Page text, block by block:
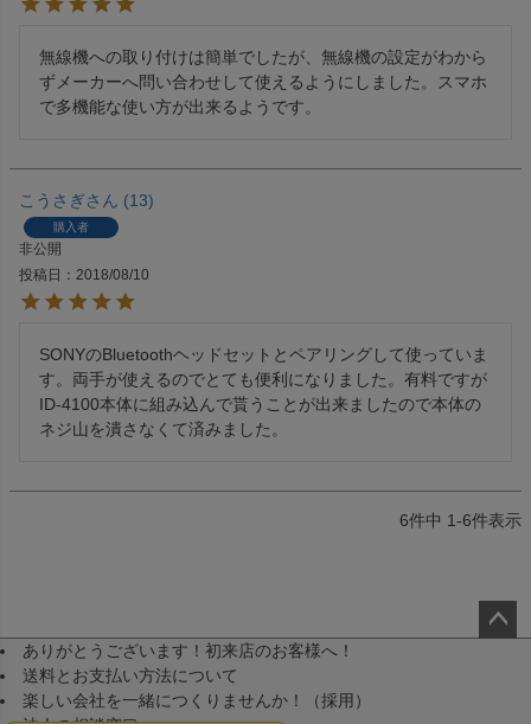
無線機への取り付けは簡単でしたが、無線機の設定がわから
ずメーカーへ問い合わせして使えるようにしました。スマホ
で多機能な使い方が出来るようです。
こうさぎ 13
購入者
非公開
投稿日
2018/08/10
SONYのBluetoothヘッドセットとペアリングして使っていま
す。両手が使えるのでとても便利になりました。有料ですが
ID-4100本体に組み込んで貰うことが出来ましたので本体の
ネジ山を潰さなくて済みました。
6件中 1-6件表示
ありがとうございます！初来店のお客様へ！
送料とお支払い方法について
楽しい会社を一緒につくりませんか！（採用）